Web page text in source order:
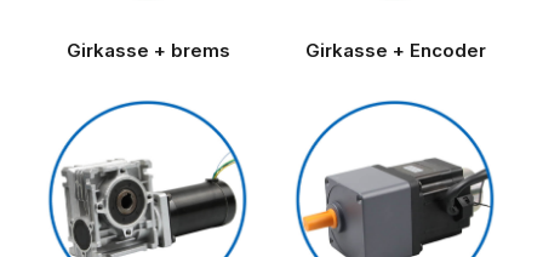
Girkasse + brems Girkasse + Encoder